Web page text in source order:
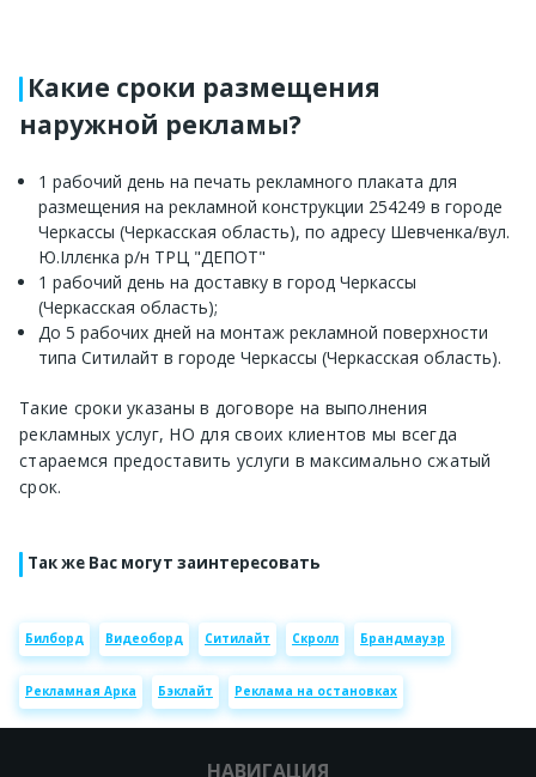
Какие сроки размещения
наружной рекламы?
1 рабочий день на печать рекламного плаката для
размещения на рекламной конструкции 254249 в городе
Черкассы (Черкасская область), по адресу Шевченка/вул.
Ю.Іллєнка р/н ТРЦ "ДЕПОТ"
1 рабочий день на доставку в город Черкассы
(Черкасская область);
До 5 рабочих дней на монтаж рекламной поверхности
типа Ситилайт в городе Черкассы (Черкасская область).
Такие сроки указаны в договоре на выполнения
рекламных услуг, НО для своих клиентов мы всегда
стараемся предоставить услуги в максимально сжатый
срок.
Так же Вас могут заинтересовать
Билборд Видеоборд Ситилайт Скролл Брандмауэр
Рекламная Арка Бэклайт Реклама на остановках
НАВИГАЦИЯ